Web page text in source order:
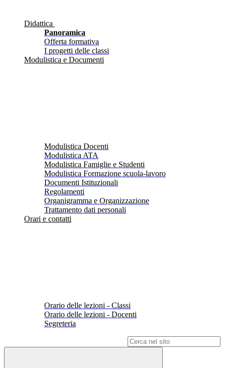
Didattica
Panoramica
Offerta formativa
I progetti delle classi
Modulistica e Documenti
Modulistica Docenti
Modulistica ATA
Modulistica Famiglie e Studenti
Modulistica Formazione scuola-lavoro
Documenti Istituzionali
Regolamenti
Organigramma e Organizzazione
Trattamento dati personali
Orari e contatti
Orario delle lezioni - Classi
Orario delle lezioni - Docenti
Segreteria